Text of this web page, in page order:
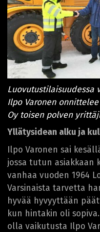
Luovutustilaisuudessa
Ilpo Varonen
Oy toisen polven
Yllätysidean alku ja
Ilpo Varonen sai
jossa tutun asiakkaan
vanhaa vuoden 1964
Varsinaista tarvetta
hyvää hyvyyttään
kun hintakin oli
olla vaikutusta Ilpo